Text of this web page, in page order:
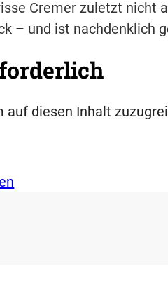
Cremer zuletzt nicht
– und ist nachdenklich
auf diesen Inhalt